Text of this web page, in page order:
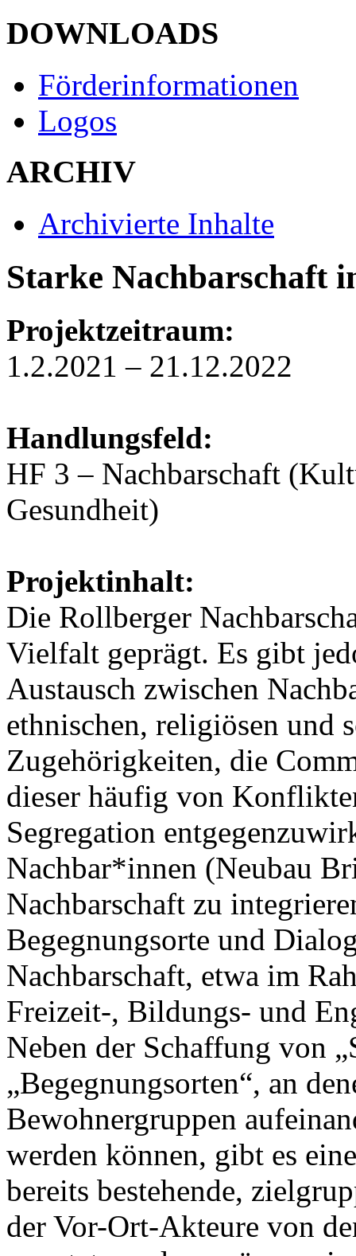
DOWNLOADS
Förderinformationen
Logos
ARCHIV
Archivierte Inhalte
Starke Nachbarschaft
Projektzeitraum:
1.2.2021 – 21.12.2022
Handlungsfeld:
HF 3 – Nachbarschaft
Gesundheit)
Projektinhalt:
Die Rollberger
Vielfalt geprägt. Es gibt
Austausch zwischen
ethnischen, religiösen und
Zugehörigkeiten, die
dieser häufig von
Segregation
Nachbar*innen (Neubau
Nachbarschaft zu
Begegnungsorte und
Nachbarschaft, etwa im
Freizeit-, Bildungs- und
Neben der Schaffung von
„Begegnungsorten“, an
Bewohnergruppen
werden können, gibt es
bereits bestehende,
der Vor-Ort-Akteure von